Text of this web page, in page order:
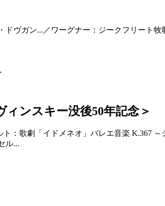
ヴガン...／ワーグナー：ジークフリート
ンスキー没後50年記念＞
：歌劇「イドメネオ」バレエ音楽 K.367
ル...